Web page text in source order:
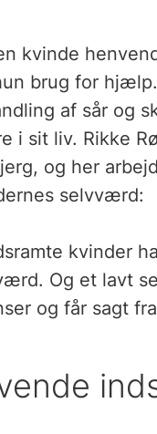
kvinde
brug for
af sår og
i sit liv. Rikke
og her
selvværd:
kvinder
Og et lavt
og får sagt